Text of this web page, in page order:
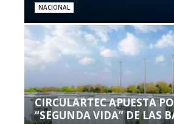
NACIONAL
CIRCULARTEC APUESTA
“SEGUNDA VIDA” DE LAS